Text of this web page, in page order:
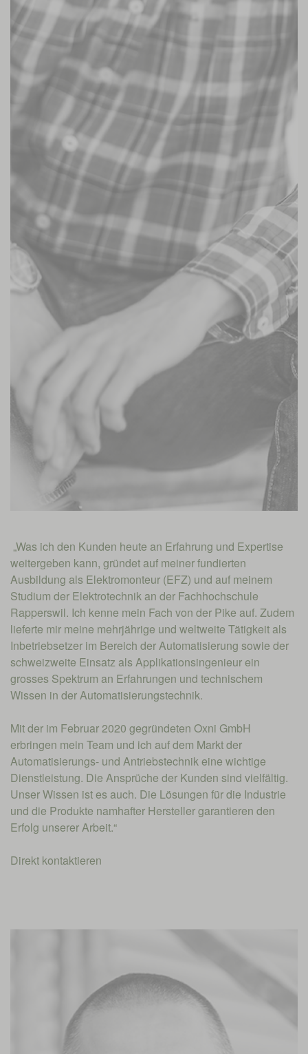
„Was ich den Kunden heute an Erfahrung und Expertise
weitergeben kann, gründet auf meiner fundierten
Ausbildung als Elektromonteur (EFZ) und auf meinem
Studium der Elektrotechnik an der Fachhochschule
Rapperswil. Ich kenne mein Fach von der Pike auf. Zudem
lieferte mir meine mehrjährige und weltweite Tätigkeit als
Inbetriebsetzer im Bereich der Automatisierung sowie der
schweizweite Einsatz als Applikationsingenieur ein
grosses Spektrum an Erfahrungen und technischem
Wissen in der Automatisierungstechnik.
Mit der im Februar 2020 gegründeten Oxni GmbH
erbringen mein Team und ich auf dem Markt der
Automatisierungs- und Antriebstechnik eine wichtige
Dienstleistung. Die Ansprüche der Kunden sind vielfältig.
Unser Wissen ist es auch. Die Lösungen für die Industrie
und die Produkte namhafter Hersteller garantieren den
Erfolg unserer Arbeit.“
Direkt kontaktieren